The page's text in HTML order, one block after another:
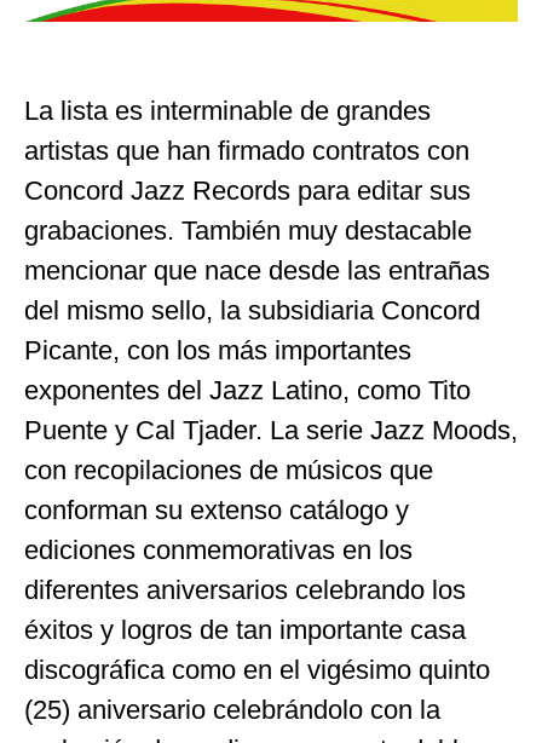
La lista es interminable de grandes
artistas que han firmado contratos con
Concord Jazz Records para editar sus
grabaciones. También muy destacable
mencionar que nace desde las entrañas
del mismo sello, la subsidiaria Concord
Picante, con los más importantes
exponentes del Jazz Latino, como Tito
Puente y Cal Tjader. La serie Jazz Moods,
con recopilaciones de músicos que
conforman su extenso catálogo y
ediciones conmemorativas en los
diferentes aniversarios celebrando los
éxitos y logros de tan importante casa
discográfica como en el vigésimo quinto
(25) aniversario celebrándolo con la